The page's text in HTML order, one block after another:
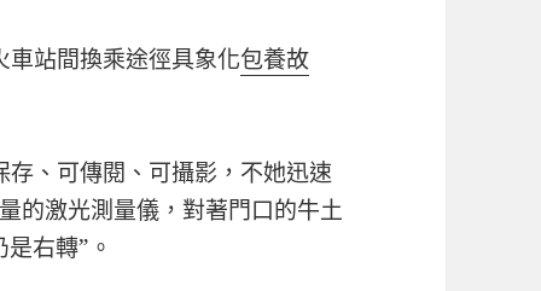
站間換乘途徑具象化包養故
、可傳閱、可攝影，不她迅速
的激光測量儀，對著門口的牛土
右轉”。